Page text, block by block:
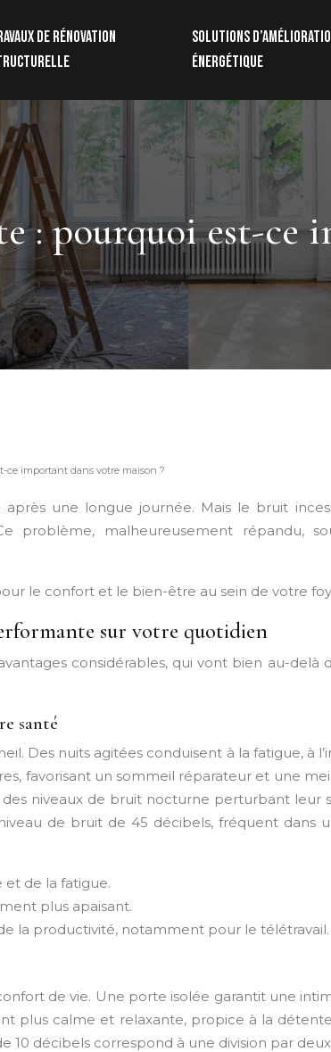
de rénovation
Solutions
énergétique
: pourquoi est-ce
ce important dans votre maison ?
une longue journée. Mais le bruit
malheureusement répandu,
le confort et le bien-être au sein de votre
sur votre quotidien
considérables, qui vont bien au-
santé
Des nuits agitées conduisent à la fatigue, à
favorisant un sommeil réparateur et une
niveaux de bruit nocturne perturbant
de bruit de 45 décibels, fréquent
et de la fatigue.
plus apaisant.
la productivité, notamment pour le télétravail.
de vie. Une porte isolée garantit une
plus calme et relaxante, propice à la
10 décibels correspond à une division par